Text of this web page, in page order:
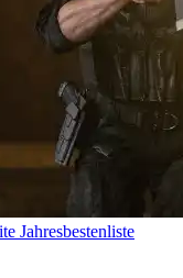
Jahresbestenliste